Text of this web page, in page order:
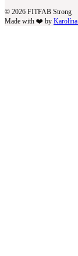
© 2026 FITFAB Strong
Made with ❤️ by